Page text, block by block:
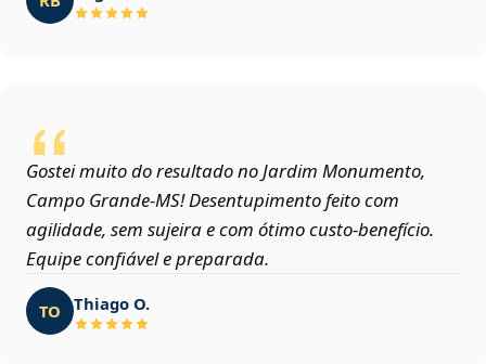
Gostei muito do resultado no Jardim Monumento,
Campo Grande‑MS! Desentupimento feito com
agilidade, sem sujeira e com ótimo custo-benefício.
Equipe confiável e preparada.
TO Thiago O.